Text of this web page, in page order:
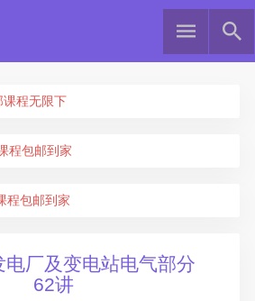
程无限下
程包邮到家
程包邮到家
电厂及变电站电气部分
62讲